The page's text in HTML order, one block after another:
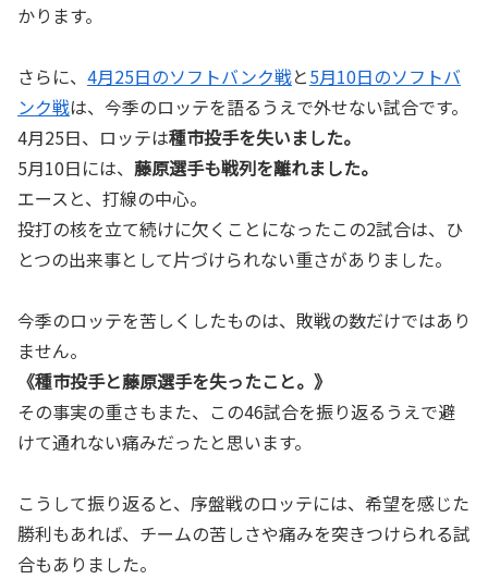
かります。
さらに、 4月25日のソフトバンク戦と5月10日のソフトバ
ンク戦は、今季のロッテを語るうえで外せない試合です。
4月25日、ロッテは種市投手を失いました。
5月10日には、 藤原選手も戦列を離れました。
エースと、打線の中心。
投打の核を立て続けに欠くことになったこの2試合は、ひ
とつの出来事として片づけられない重さがありました。
今季のロッテを苦しくしたものは、敗戦の数だけではあり
ません。
《種市投手と藤原選手を失ったこと。》
その事実の重さもまた、この46試合を振り返るうえで避
けて通れない痛みだったと思います。
こうして振り返ると、序盤戦のロッテには、希望を感じた
勝利もあれば、チームの苦しさや痛みを突きつけられる試
合もありました。